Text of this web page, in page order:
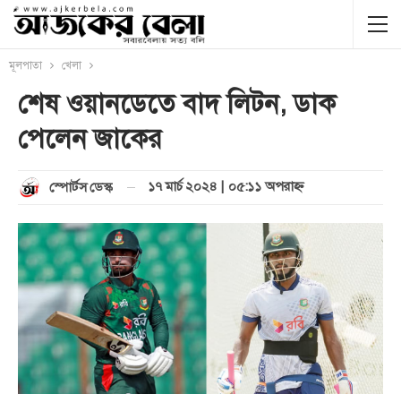
মূলপাতা খেলা
শেষ ওয়ানডেতে বাদ লিটন, ডাক
পেলেন জাকের
স্পোর্টস ডেস্ক ১৭ মার্চ ২০২৪ | ০৫:১১ অপরাহ্ণ